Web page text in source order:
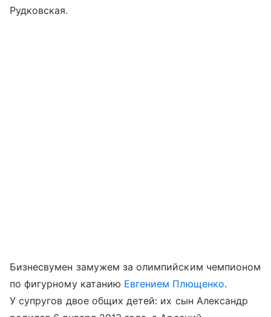
Рудковская.
Бизнесвумен замужем за олимпийским чемпионом
по фигурному катанию Евгением Плющенко.
У супругов двое общих детей: их сын Александр